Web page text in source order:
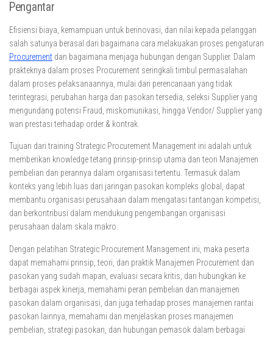
Pengantar
Efisiensi biaya, kemampuan untuk berinovasi, dan nilai kepada pelanggan
salah satunya berasal dari bagaimana cara melakuakan proses pengaturan
Procurement dan bagaimana menjaga hubungan dengan Supplier. Dalam
prakteknya dalam proses Procurement seringkali timbul permasalahan
dalam proses pelaksanaannya, mulai dari perencanaan yang tidak
terintegrasi, perubahan harga dan pasokan tersedia, seleksi Supplier yang
mengundang potensi Fraud, miskomunikasi, hingga Vendor/ Supplier yang
wan prestasi terhadap order & kontrak.
Tujuan dari training Strategic Procurement Management ini adalah untuk
memberikan knowledge tetang prinsip-prinsip utama dan teori Manajemen
pembelian dan perannya dalam organisasi tertentu. Termasuk dalam
konteks yang lebih luas dari jaringan pasokan kompleks global, dapat
membantu organisasi perusahaan dalam mengatasi tantangan kompetisi,
dan berkontribusi dalam mendukung pengembangan organisasi
perusahaan dalam skala makro.
Dengan pelatihan Strategic Procurement Management ini, maka peserta
dapat memahami prinsip, teori, dan praktik Manajemen Procurement dan
pasokan yang sudah mapan, evaluasi secara kritis, dan hubungkan ke
berbagai aspek kinerja, memahami peran pembelian dan manajemen
pasokan dalam organisasi, dan juga terhadap proses manajemen rantai
pasokan lainnya, memahami dan menjelaskan proses manajemen
pembelian, strategi pasokan, dan hubungan pemasok dalam berbagai